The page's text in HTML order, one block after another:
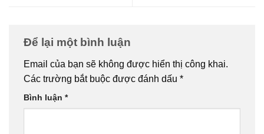
Để lại một bình luận
Email của bạn sẽ không được hiển thị công khai.
Các trường bắt buộc được đánh dấu *
Bình luận *